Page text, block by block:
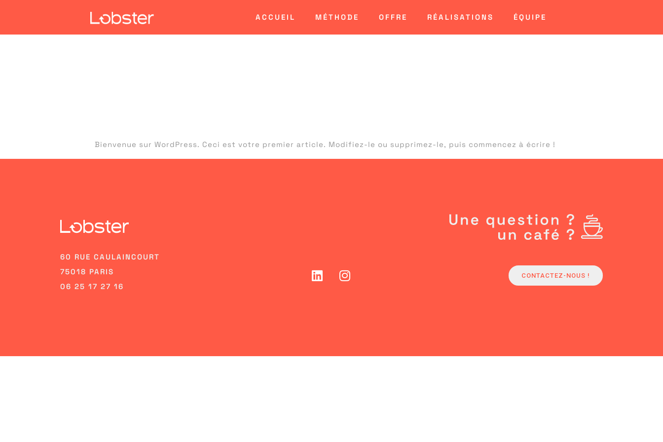
ACCUEIL MÉTHODE OFFRE RÉALISATIONS ÉQUIPE
Bienvenue sur WordPress. Ceci est votre premier article. Modifiez-le ou supprimez-le, puis commencez à écrire !
60 RUE CAULAINCOURT
75018 PARIS
06 25 17 27 16
CONTACTEZ-NOUS !